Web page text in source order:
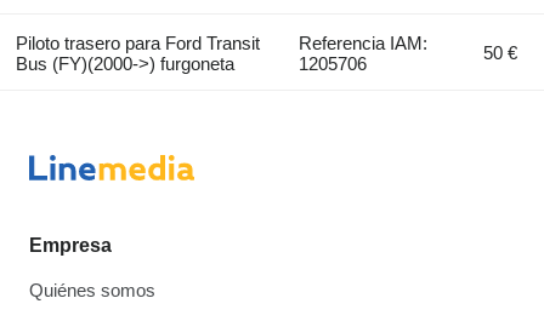
Piloto trasero para Ford Transit
Bus (FY)(2000->) furgoneta
Referencia IAM:
1205706
50 €
Empresa
Quiénes somos